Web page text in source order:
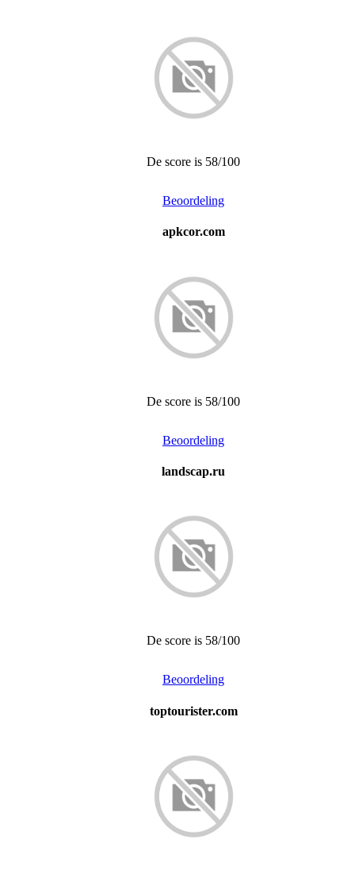
De score is 58/100
Beoordeling
apkcor.com
De score is 58/100
Beoordeling
landscap.ru
De score is 58/100
Beoordeling
toptourister.com